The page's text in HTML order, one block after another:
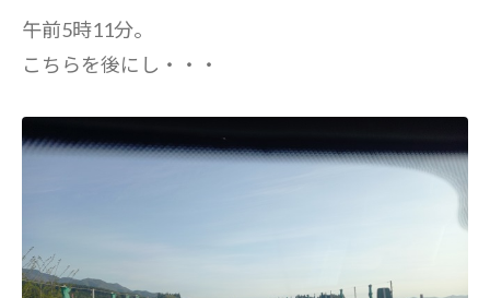
午前5時11分。
こちらを後にし・・・